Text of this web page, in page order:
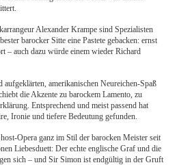
Alexander Krampe sind Spezialisten
barocker Sitte eine Pastete gebacken: ernst
– auch dazu würde einem wieder Richard
aufgeklärten, amerikanischen Neureichen-Spaß
die Akzente zu barockem Lamento, zu
Entsprechend und meist passend hat
Ironie und tiefere Bedeutung gefunden.
Opera ganz im Stil der barocken Meister seit
Liebesduett: Der echte englische Graf und die
sich – und Sir Simon ist endgültig in der Gruft